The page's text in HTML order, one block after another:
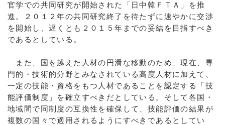
官学での共同研究が開始された「日中韓ＦＴＡ」を推
進。２０１２年の共同研究終了を待たずに速やかに交渉
を開始し、遅くとも２０１５年までの妥結を目指すべき
であるとしている。
また、国を越えた人材の円滑な移動のため、現在、専
門的・技術的分野とみなされている高度人材に加えて、
一定の技能・資格をもつ人材であることを認定する「技
能評価制度」を確立すべきだとしている。そして各国・
地域間で同制度の互換性を確保して、技能評価の結果が
複数の国々で適用されるようにすべきであるとしてい